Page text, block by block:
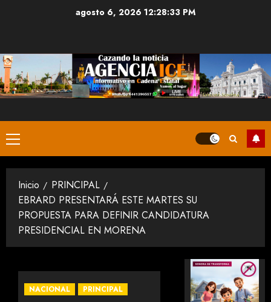
agosto 6, 2026 12:28:34 PM
Menú
principal
Inicio
PRINCIPAL
EBRARD PRESENTARÁ ESTE MARTES SU
PROPUESTA PARA DEFINIR CANDIDATURA
PRESIDENCIAL EN MORENA
NACIONAL PRINCIPAL